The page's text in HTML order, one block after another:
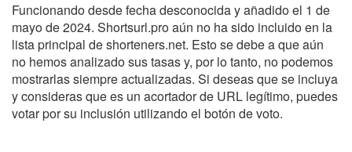
Funcionando desde fecha desconocida y añadido el 1 de
mayo de 2024. Shortsurl.pro aún no ha sido incluido en la
lista principal de shorteners.net. Esto se debe a que aún
no hemos analizado sus tasas y, por lo tanto, no podemos
mostrarlas siempre actualizadas. Si deseas que se incluya
y consideras que es un acortador de URL legítimo, puedes
votar por su inclusión utilizando el botón de voto.